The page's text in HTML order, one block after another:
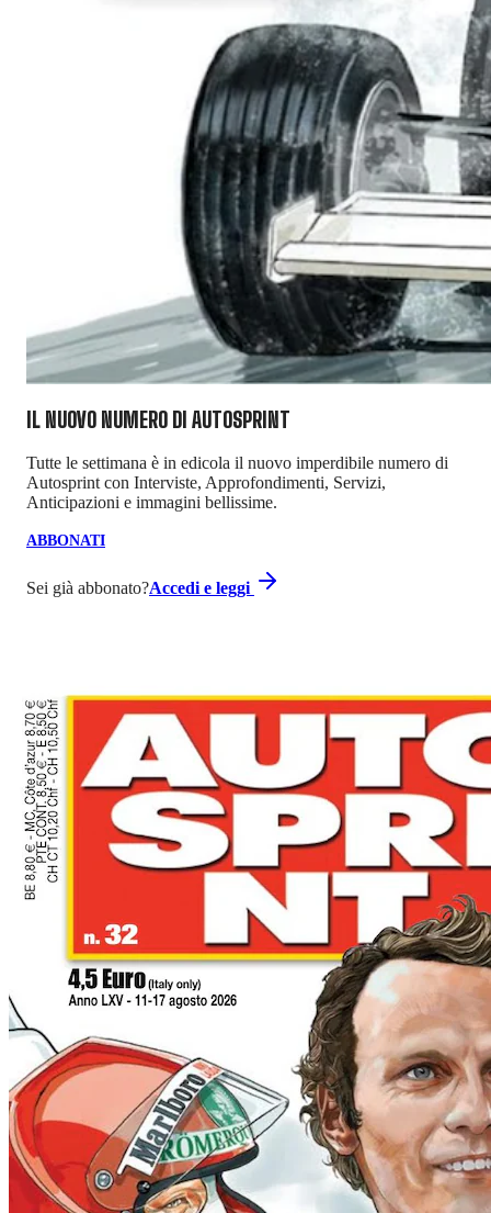
IL NUOVO NUMERO DI AUTOSPRINT
Tutte le settimana è in edicola il nuovo imperdibile numero di
Autosprint con Interviste, Approfondimenti, Servizi,
Anticipazioni e immagini bellissime.
ABBONATI
Sei già abbonato?Accedi e leggi